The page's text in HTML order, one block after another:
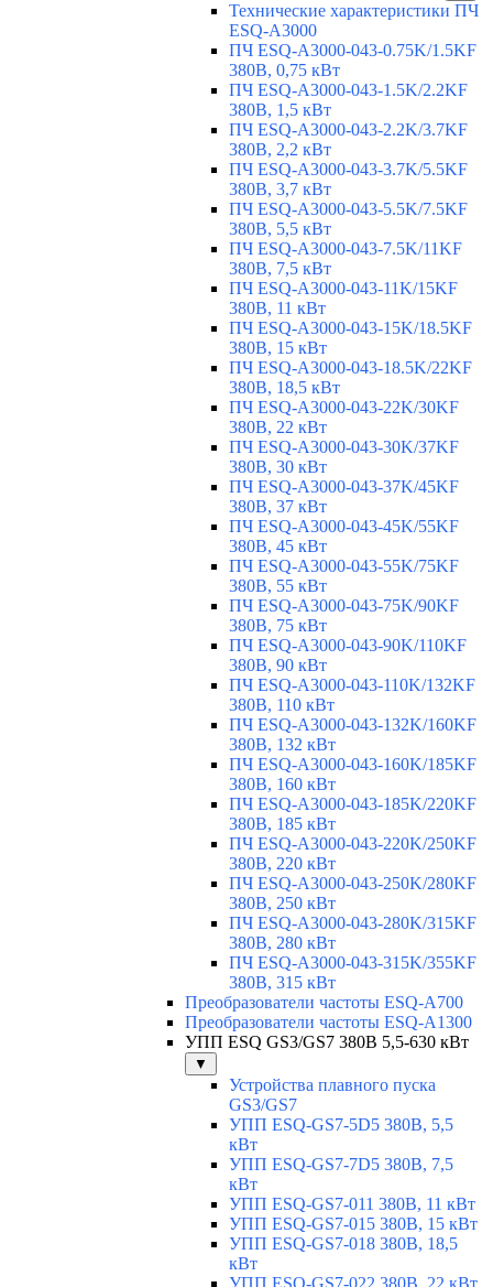
Технические характеристики ПЧ
ESQ-A3000
ПЧ ESQ-A3000-043-0.75K/1.5KF
380В, 0,75 кВт
ПЧ ESQ-A3000-043-1.5K/2.2KF
380В, 1,5 кВт
ПЧ ESQ-A3000-043-2.2K/3.7KF
380В, 2,2 кВт
ПЧ ESQ-A3000-043-3.7K/5.5KF
380В, 3,7 кВт
ПЧ ESQ-A3000-043-5.5K/7.5KF
380В, 5,5 кВт
ПЧ ESQ-A3000-043-7.5K/11KF
380В, 7,5 кВт
ПЧ ESQ-A3000-043-11K/15KF
380В, 11 кВт
ПЧ ESQ-A3000-043-15K/18.5KF
380В, 15 кВт
ПЧ ESQ-A3000-043-18.5K/22KF
380В, 18,5 кВт
ПЧ ESQ-A3000-043-22K/30KF
380В, 22 кВт
ПЧ ESQ-A3000-043-30K/37KF
380В, 30 кВт
ПЧ ESQ-A3000-043-37K/45KF
380В, 37 кВт
ПЧ ESQ-A3000-043-45K/55KF
380В, 45 кВт
ПЧ ESQ-A3000-043-55K/75KF
380В, 55 кВт
ПЧ ESQ-A3000-043-75K/90KF
380В, 75 кВт
ПЧ ESQ-A3000-043-90K/110KF
380В, 90 кВт
ПЧ ESQ-A3000-043-110K/132KF
380В, 110 кВт
ПЧ ESQ-A3000-043-132K/160KF
380В, 132 кВт
ПЧ ESQ-A3000-043-160K/185KF
380В, 160 кВт
ПЧ ESQ-A3000-043-185K/220KF
380В, 185 кВт
ПЧ ESQ-A3000-043-220K/250KF
380В, 220 кВт
ПЧ ESQ-A3000-043-250K/280KF
380В, 250 кВт
ПЧ ESQ-A3000-043-280K/315KF
380В, 280 кВт
ПЧ ESQ-A3000-043-315K/355KF
380В, 315 кВт
Преобразователи частоты ESQ-A700
Преобразователи частоты ESQ-A1300
УПП ESQ GS3/GS7 380В 5,5-630 кВт
▼
Устройства плавного пуска
GS3/GS7
УПП ESQ-GS7-5D5 380В, 5,5
кВт
УПП ESQ-GS7-7D5 380В, 7,5
кВт
УПП ESQ-GS7-011 380В, 11 кВт
УПП ESQ-GS7-015 380В, 15 кВт
УПП ESQ-GS7-018 380В, 18,5
кВт